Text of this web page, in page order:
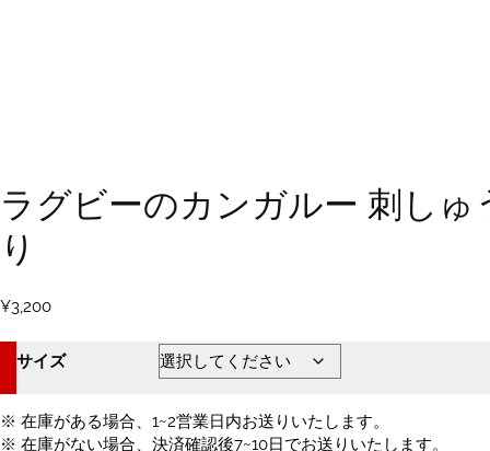
ラグビーのカンガルー 刺し
り
¥3,200
サイズ
※ 在庫がある場合、1~2営業日内お送りいたします。
※ 在庫がない場合、決済確認後7~10日でお送りいたします。